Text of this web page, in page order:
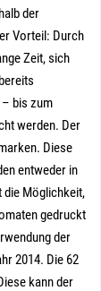
der
Vorteil: Durch
Zeit, sich
bis zum
werden. Der
Diese
entweder in
die Möglichkeit,
gedruckt
der
2014. Die 62
kann der